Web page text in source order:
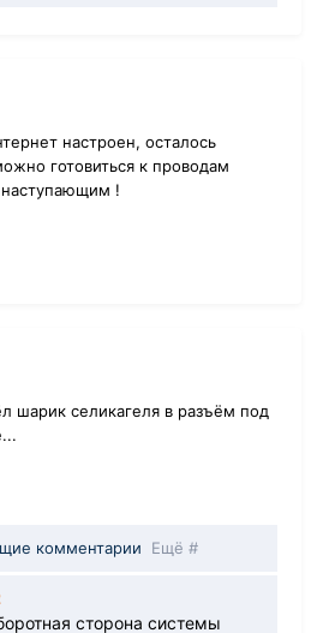
настроен, осталось
готовиться к проводам
наступающим !
шарик селикагеля в разъём под
комментарии Ещё #
сторона системы